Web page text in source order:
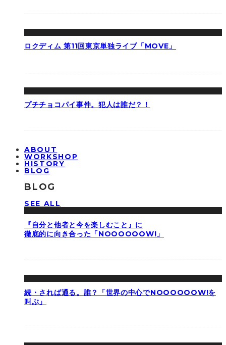
ロクディム 第11回東京単独ライブ「MOVE」
プチチョコパイ事件。犯人は誰だ？！
ABOUT
WORKSHOP
HISTORY
BLOG
BLOG
SEE ALL
『自分と他者と今を楽しむこと』に
徹底的に向き合った「NOOOOOOW!」
続・されば通る。誰？「世界の中心でNOOOOOOW!を
叫ぶ」